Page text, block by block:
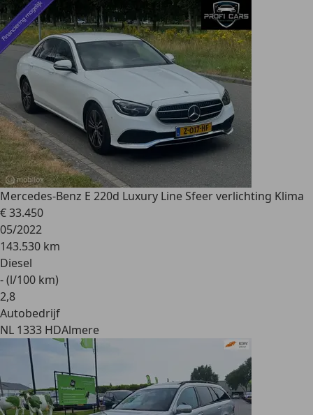
Mercedes-Benz E 220d Luxury Line Sfeer verlichting Klima
€ 33.450
05/2022
143.530 km
Diesel
- (l/100 km)
2,8
Autobedrijf
NL 1333 HDAlmere